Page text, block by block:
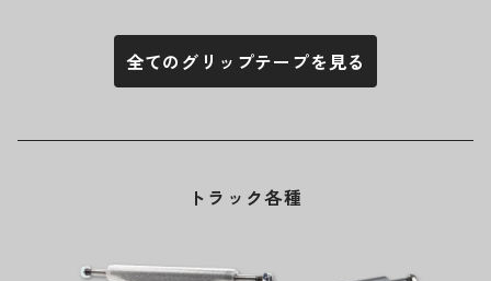
全てのグリップテープを見る
トラック各種